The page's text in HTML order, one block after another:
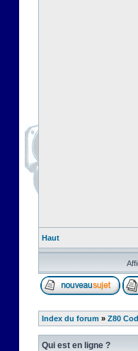
Haut
Index du forum » Z80
Qui est en ligne ?